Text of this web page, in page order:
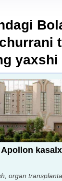
organ